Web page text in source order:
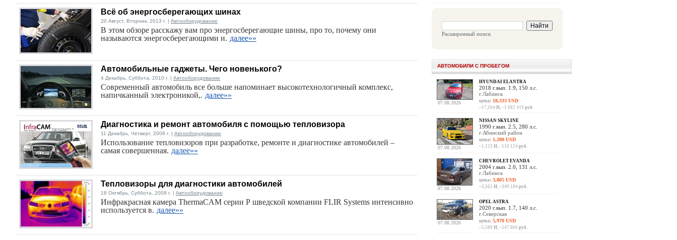
Всё об энергосберегающих шинах
20 Август, Вторник, 2013 г. | Автооборудование
В этом обзоре расскажу вам про энергосберегающие шины, про то, почему они
называются энергосберегающими и. далее»»
Автомобильные гаджеты. Чего новенького?
4 Декабрь, Суббота, 2010 г. | Автооборудование
Современный автомобиль все больше напоминает высокотехнологичный комплекс,
напичканный электроникой,. далее»»
Диагностика и ремонт автомобиля с помощью тепловизора
11 Декабрь, Четверг, 2008 г. | Автооборудование
Использование тепловизоров при разработке, ремонте и диагностике автомобилей –
самая совершенная. далее»»
Тепловизоры для диагностики автомобилей
18 Октябрь, Суббота, 2008 г. | Автооборудование
Инфракрасная камера ThermaCAM серии Р шведской компании FLIR Systems интенсивно
используется в. далее»»
Расширенный поиск
АВТОМОБИЛИ С ПРОБЕГОМ
07.08.2026
HYUNDAI ELANTRA
2018 г.вып. 1.9, 150 л.с.
г.Лабинск
цена: 18,333 USD
~17,164 И, ~1 682 419 руб.
07.08.2026
NISSAN SKYLINE
1990 г.вып. 2.5, 280 л.с.
г.Абинский район
цена: 1,200 USD
~1,123 И, ~110 124 руб.
07.08.2026
CHEVROLET EVANDA
2004 г.вып. 2.0, 131 л.с.
г.Лабинск
цена: 3,805 USD
~3,562 И, ~349 184 руб.
07.08.2026
OPEL ASTRA
2020 г.вып. 1.7, 140 л.с.
г.Северская
цена: 5,970 USD
~5,589 И, ~547 866 руб.